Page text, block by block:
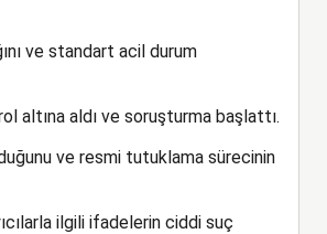
ve standart acil durum
altına aldı ve soruşturma başlattı.
ve resmi tutuklama sürecinin
ilgili ifadelerin ciddi suç